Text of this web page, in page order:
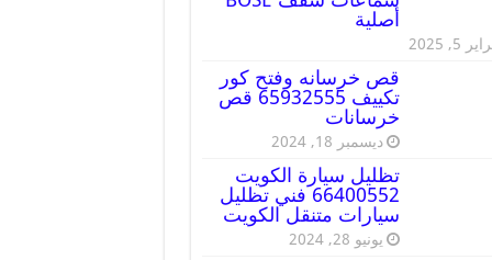
أصلية
5, 2025
قص خرسانه وفتح كور
تكييف 65932555 قص
خرسانات
ديسمبر 18, 2024
تظليل سيارة الكويت
66400552 فني تظليل
سيارات متنقل الكويت
يونيو 28, 2024